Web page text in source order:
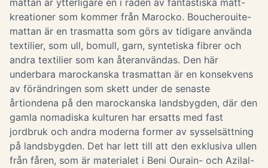
mattan är ytterligare en i raden av fantastiska matt-
kreationer som kommer från Marocko. Boucherouite-
mattan är en trasmatta som görs av tidigare använda
textilier, som ull, bomull, garn, syntetiska fibrer och
andra textilier som kan återanvändas. Den här
underbara marockanska trasmattan är en konsekvens
av förändringen som skett under de senaste
årtiondena på den marockanska landsbygden, där den
gamla nomadiska kulturen har ersatts med fast
jordbruk och andra moderna former av sysselsättning
på landsbygden. Det har lett till att den exklusiva ullen
från fåren, som är materialet i Beni Ourain- och Azilal-